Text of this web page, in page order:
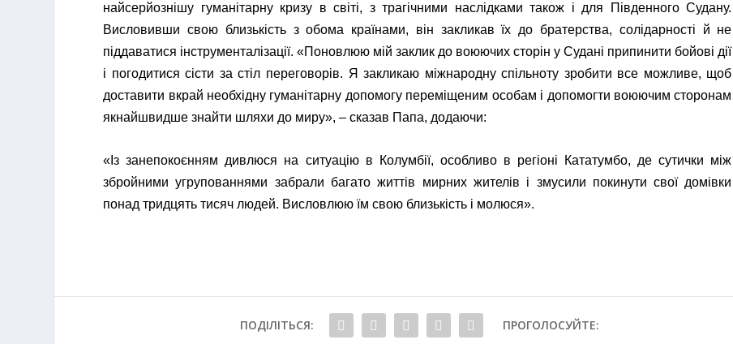
найсерйознішу гуманітарну кризу в світі, з трагічними наслідками також і для Південного Судану.
Висловивши свою близькість з обома країнами, він закликав їх до братерства, солідарності й не
піддаватися інструменталізації. «Поновлюю мій заклик до воюючих сторін у Судані припинити бойові дії
і погодитися сісти за стіл переговорів. Я закликаю міжнародну спільноту зробити все можливе, щоб
доставити вкрай необхідну гуманітарну допомогу переміщеним особам і допомогти воюючим сторонам
якнайшвидше знайти шляхи до миру», – сказав Папа, додаючи:
«Із занепокоєнням дивлюся на ситуацію в Колумбії, особливо в регіоні Кататумбо, де сутички між
збройними угрупованнями забрали багато життів мирних жителів і змусили покинути свої домівки
понад тридцять тисяч людей. Висловлюю їм свою близькість і молюся».
ПОДІЛІТЬСЯ: ПРОГОЛОСУЙТЕ: